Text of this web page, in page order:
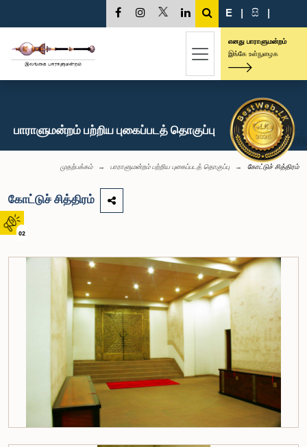
02
E | සි |
எனது பாராளுமன்றம்
இங்கே உள்நுழைக
பாராளுமன்றம் பற்றிய புகைப்படத் தொகுப்பு
முதற்பக்கம் பாராளுமன்றம் பற்றிய புகைப்படத் தொகுப்பு கோட்டுச் சித்திரம்
கோட்டுச் சித்திரம்